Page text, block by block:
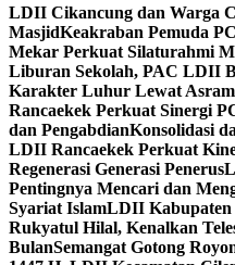
LDII Cikancung dan Warga
MasjidKeakraban Pemuda
Mekar Perkuat Silaturahmi
Liburan Sekolah, PAC LDII
Karakter Luhur Lewat
Rancaekek Perkuat Sinergi
dan PengabdianKonsolidasi
LDII Rancaekek Perkuat
Regenerasi Generasi Penerus
Pentingnya Mencari dan
Syariat IslamLDII Kabupaten
Rukyatul Hilal, Kenalkan
BulanSemangat Gotong